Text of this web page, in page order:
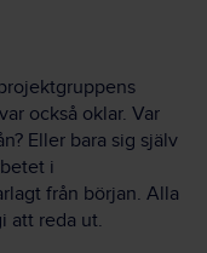
också oklar. Var
Eller bara sig själv
i
från början. Alla
att reda ut.